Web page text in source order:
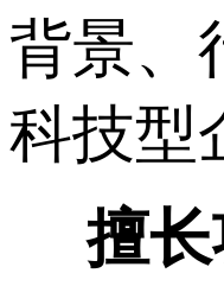
背景、
科技型
擅